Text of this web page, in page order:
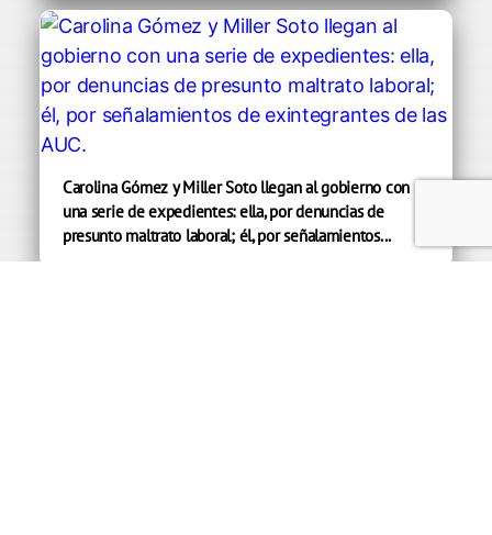
Carolina Gómez y Miller Soto llegan al gobierno con
una serie de expedientes: ella, por denuncias de
presunto maltrato laboral; él, por señalamientos...